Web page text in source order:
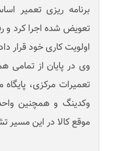
برنامه ریزی تعمیر
تعویض شده اجرا کرد و
اولویت کاری خود قرار
وی در پایان از تمامی
تعمیرات مرکزی،
وکدینگ و همچنین
موقع کالا در این مسیر